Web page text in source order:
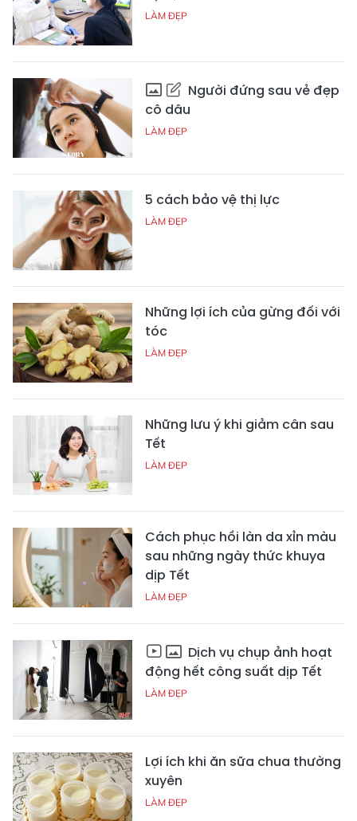
LÀM ĐẸP
Người đứng sau vẻ đẹp
cô dâu
LÀM ĐẸP
5 cách bảo vệ thị lực
LÀM ĐẸP
Những lợi ích của gừng đối với
tóc
LÀM ĐẸP
Những lưu ý khi giảm cân sau
Tết
LÀM ĐẸP
Cách phục hồi làn da xỉn màu
sau những ngày thức khuya
dịp Tết
LÀM ĐẸP
Dịch vụ chụp ảnh hoạt
động hết công suất dịp Tết
LÀM ĐẸP
Lợi ích khi ăn sữa chua thường
xuyên
LÀM ĐẸP